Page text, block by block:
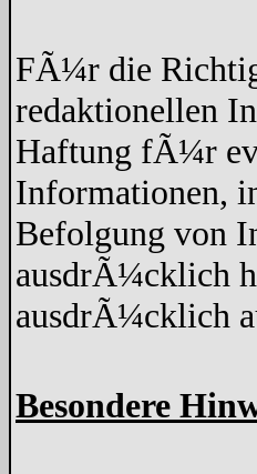
FÃ¼r die
redaktionellen
Haftung fÃ¼r
Informationen,
Befolgung von
ausdrÃ¼cklich
ausdrÃ¼cklich
Besondere